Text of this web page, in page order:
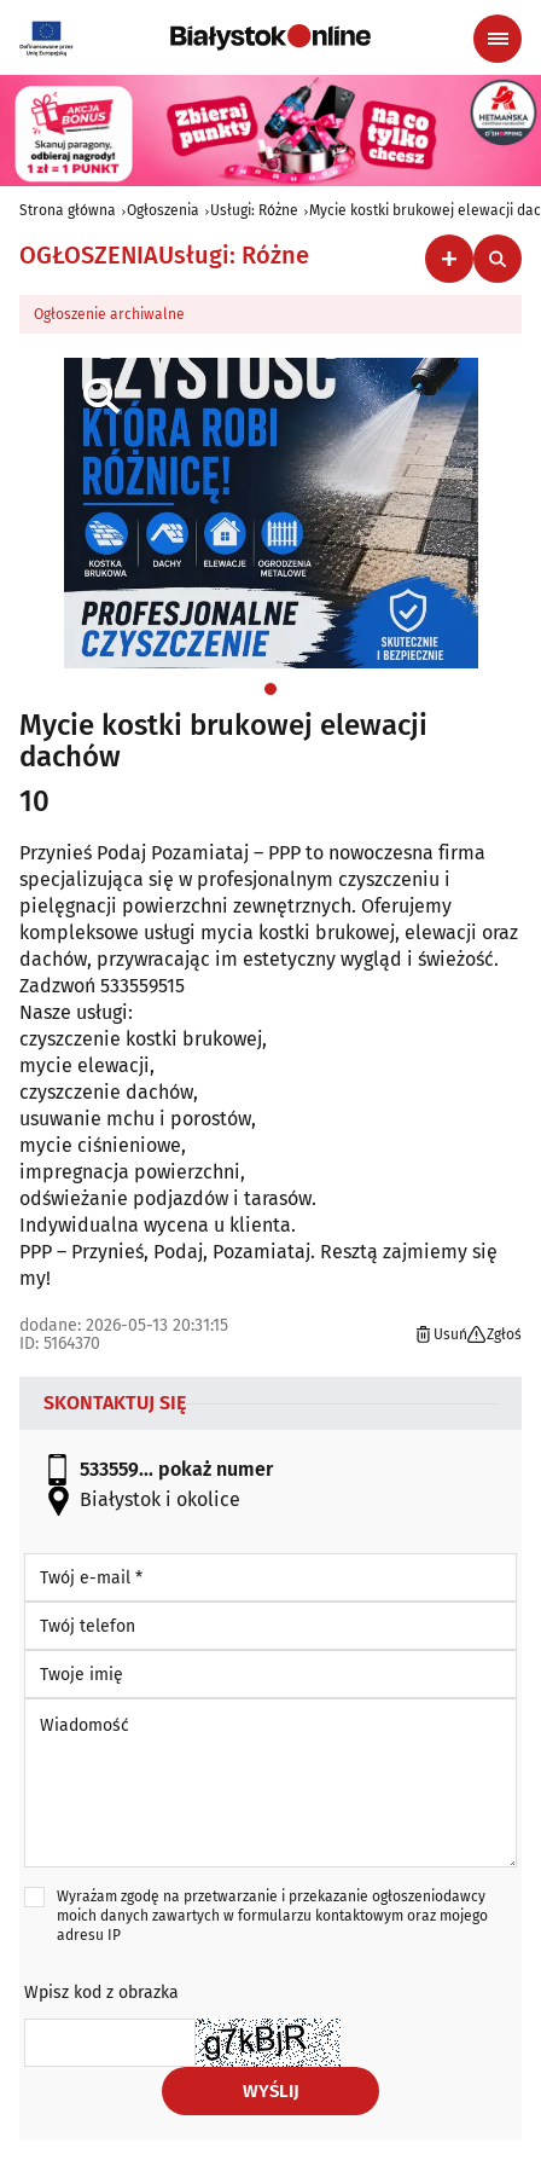
Strona główna Ogłoszenia Usługi: Różne Mycie kostki brukowej elewacji
OGŁOSZENIAUsługi: Różne
Ogłoszenie archiwalne
Mycie kostki brukowej elewacji
dachów
10
Przynieś Podaj Pozamiataj – PPP to nowoczesna firma
specjalizująca się w profesjonalnym czyszczeniu i
pielęgnacji powierzchni zewnętrznych. Oferujemy
kompleksowe usługi mycia kostki brukowej, elewacji oraz
dachów, przywracając im estetyczny wygląd i świeżość.
Zadzwoń 533559515
Nasze usługi:
czyszczenie kostki brukowej,
mycie elewacji,
czyszczenie dachów,
usuwanie mchu i porostów,
mycie ciśnieniowe,
impregnacja powierzchni,
odświeżanie podjazdów i tarasów.
Indywidualna wycena u klienta.
PPP – Przynieś, Podaj, Pozamiataj. Resztą zajmiemy się
my!
dodane: 2026-05-13 20:31:15
ID: 5164370
Usuń Zgłoś
SKONTAKTUJ SIĘ
533559... pokaż numer
Białystok i okolice
Wyrażam zgodę na przetwarzanie i przekazanie ogłoszeniodawcy
moich danych zawartych w formularzu kontaktowym oraz mojego
adresu IP
Wpisz kod z obrazka
WYŚLIJ